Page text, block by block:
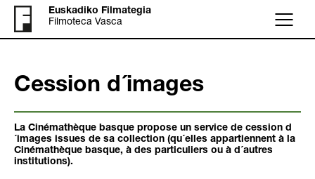
Euskadiko Filmategia
Filmoteca Vasca
Menu
Cession d´images
La Cinémathèque basque propose un service de cession d
´images issues de sa collection (qu´elles appartiennent à la
Cinémathèque basque, à des particuliers ou à d´autres
institutions).